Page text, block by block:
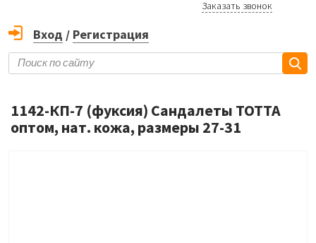
Заказать звонок
Вход / Регистрация
1142-КП-7 (фуксия) Сандалеты ТОТТА
оптом, нат. кожа, размеры 27-31